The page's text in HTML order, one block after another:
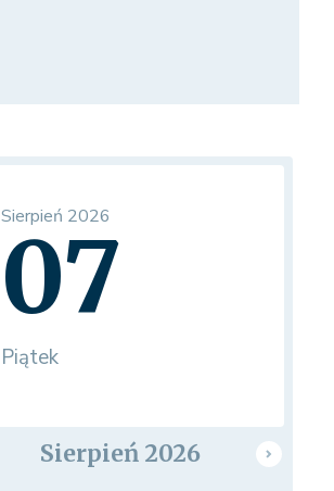
Sierpień 2026
07
Piątek
Sierpień 2026